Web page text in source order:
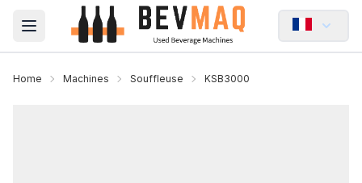
Open main menu
Home Machines Souffleuse KSB3000